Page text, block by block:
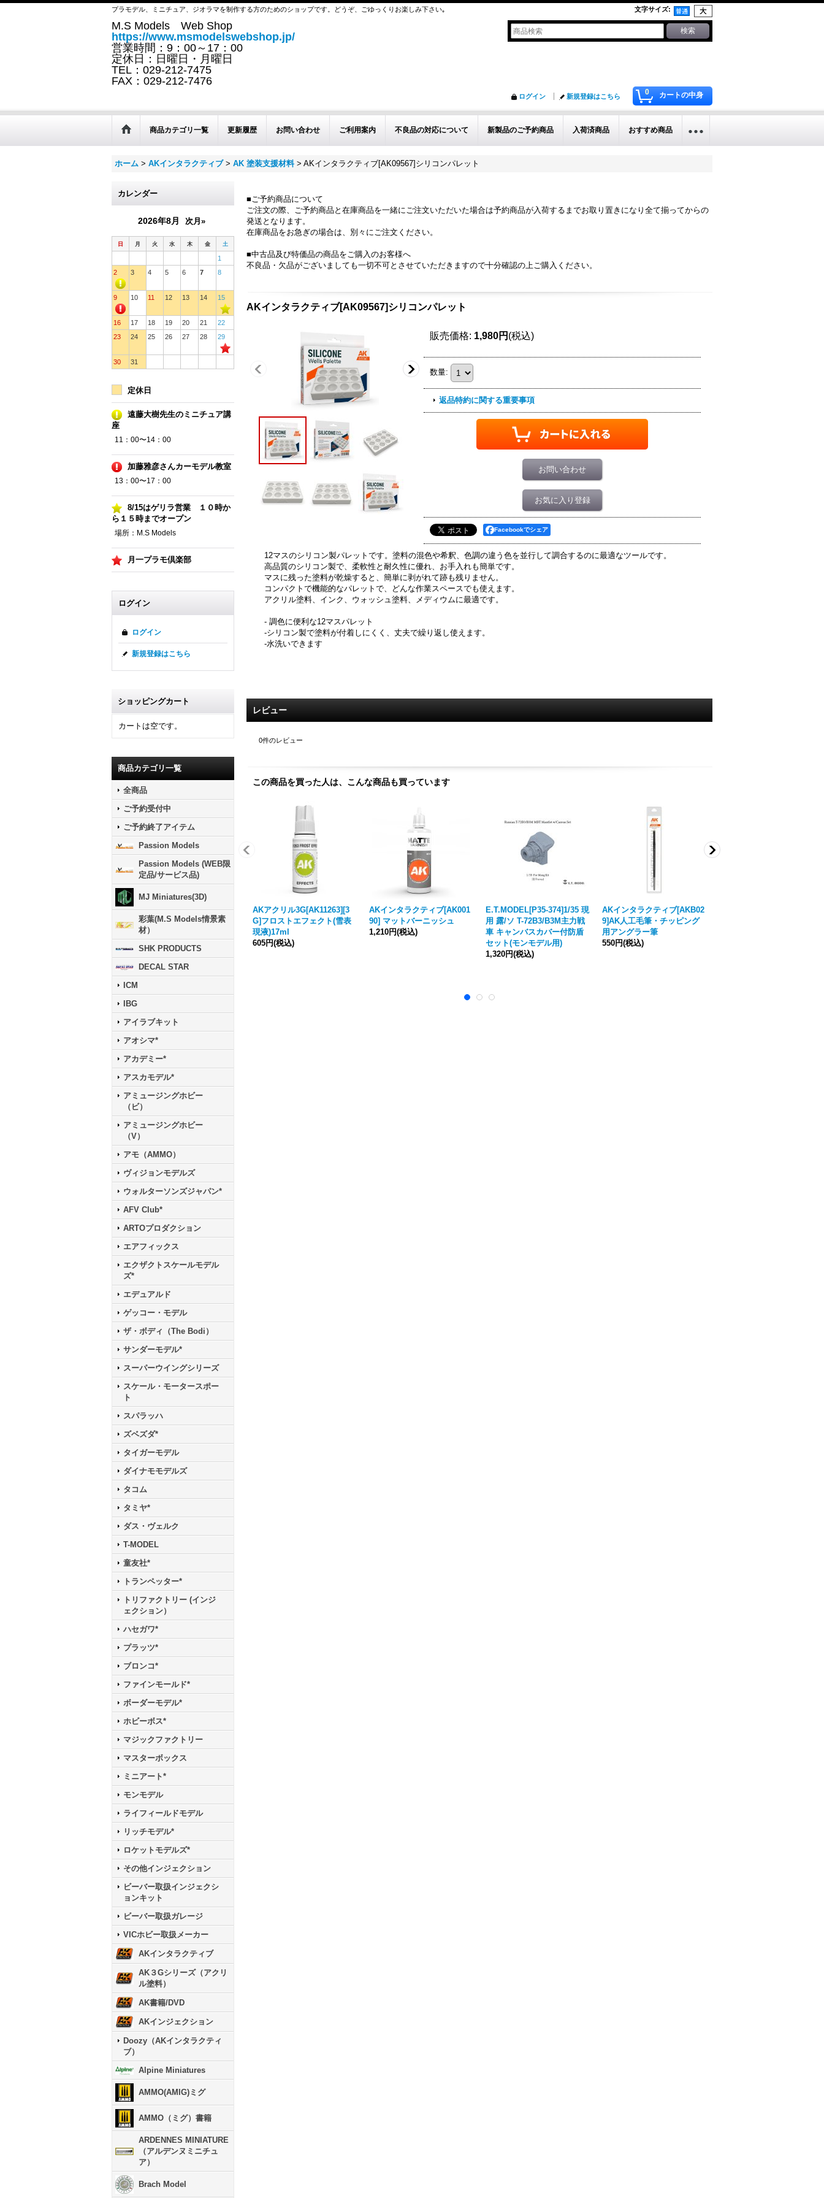
プラモデル、ミニチュア、ジオラマを制作する方のためのショップです。どうぞ、ごゆっくりお楽しみ下さい｡ 文字サイズ:
M.S Models Web Shop
https://www.msmodelswebshop.jp/
営業時間：9：00～17：00
定休日：日曜日・月曜日
TEL：029-212-7475
FAX：029-212-7476
0 カートの中身
ログイン 新規登録はこちら
商品カテゴリ一覧 更新履歴 お問い合わせ ご利用案内 不良品の対応について 新製品のご予約商品 入荷済商品 おすすめ商品
ホーム > AKインタラクティブ > AK 塗装支援材料 > AKインタラクティブ[AK09567]シリコンパレット
カレンダー
2026年8月 次月»
日 月 火 水 木 金 土
1
2
3 4 5 6 7 8
9 10 11 12 13 14 15
16 17 18 19 20 21
22
23
24 25 26 27 28 29
30 31
定休日
遠藤大樹先生のミニチュア講
座
11：00〜14：00
加藤雅彦さんカーモデル教室
13：00〜17：00
8/15はゲリラ営業 １０時か
ら１５時までオープン
場所：M.S Models
月一プラモ倶楽部
ログイン
ログイン
新規登録はこちら
ショッピングカート
カートは空です。
商品カテゴリ一覧
全商品
ご予約受付中
ご予約終了アイテム
Passion Models
Passion Models (WEB限
定品/サービス品)
MJ Miniatures(3D)
彩葉(M.S Models情景素
材）
SHK PRODUCTS
DECAL STAR
ICM
IBG
アイラブキット
アオシマ*
アカデミー*
アスカモデル*
アミュージングホビー
（ビ）
アミュージングホビー
（V）
アモ（AMMO）
ヴィジョンモデルズ
ウォルターソンズジャパン*
AFV Club*
ARTOプロダクション
エアフィックス
エクザクトスケールモデル
ズ*
エデュアルド
ゲッコー・モデル
ザ・ボディ（The Bodi）
サンダーモデル*
スーパーウイングシリーズ
スケール・モータースポー
ト
スパラッハ
ズベズダ*
タイガーモデル
ダイナモモデルズ
タコム
タミヤ*
ダス・ヴェルク
T-MODEL
童友社*
トランペッター*
トリファクトリー (インジ
ェクション）
ハセガワ*
プラッツ*
ブロンコ*
ファインモールド*
ボーダーモデル*
ホビーボス*
マジックファクトリー
マスターボックス
ミニアート*
モンモデル
ライフィールドモデル
リッチモデル*
ロケットモデルズ*
その他インジェクション
ビーバー取扱インジェクシ
ョンキット
ビーバー取扱ガレージ
VICホビー取扱メーカー
AKインタラクティブ
AK３Gシリーズ（アクリ
ル塗料）
AK書籍/DVD
AKインジェクション
Doozy（AKインタラクティ
ブ）
Alpine Miniatures
AMMO(AMIG)ミグ
AMMO（ミグ）書籍
ARDENNES MINIATURE
（アルデンヌミニチュ
ア）
Brach Model
■ご予約商品について
ご注文の際、ご予約商品と在庫商品を一緒にご注文いただいた場合は予約商品が入荷するまでお取り置きになり全て揃ってからの
発送となります。
在庫商品をお急ぎの場合は、別々にご注文ください。
■中古品及び特価品の商品をご購入のお客様へ
不良品・欠品がございましても一切不可とさせていただきますので十分確認の上ご購入ください。
AKインタラクティブ[AK09567]シリコンパレット
販売価格: 1,980円 (税込)
数量:
返品特約に関する重要事項
お問い合わせ
お気に入り登録
Facebookでシェア
12マスのシリコン製パレットです。塗料の混色や希釈、色調の違う色を並行して調合するのに最適なツールです。
高品質のシリコン製で、柔軟性と耐久性に優れ、お手入れも簡単です。
マスに残った塗料が乾燥すると、簡単に剥がれて跡も残りません。
コンパクトで機能的なパレットで、どんな作業スペースでも使えます。
アクリル塗料、インク、ウォッシュ塗料、メディウムに最適です。
- 調色に便利な12マスパレット
-シリコン製で塗料が付着しにくく、丈夫で繰り返し使えます。
-水洗いできます
レビュー
0件のレビュー
この商品を買った人は、こんな商品も買っています
AKアクリル3G[AK11263][3
G]フロストエフェクト(雪表
現液)17ml
605円(税込)
AKインタラクティブ[AK001
90] マットバーニッシュ
1,210円(税込)
E.T.MODEL[P35-374]1/35 現
用 露/ソ T-72B3/B3M主力戦
車 キャンバスカバー付防盾
セット(モンモデル用)
1,320円(税込)
AKインタラクティブ[AKB02
9]AK人工毛筆・チッピング
用アングラー筆
550円(税込)